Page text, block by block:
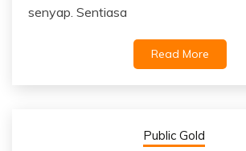
senyap. Sentiasa
Read More
Public Gold